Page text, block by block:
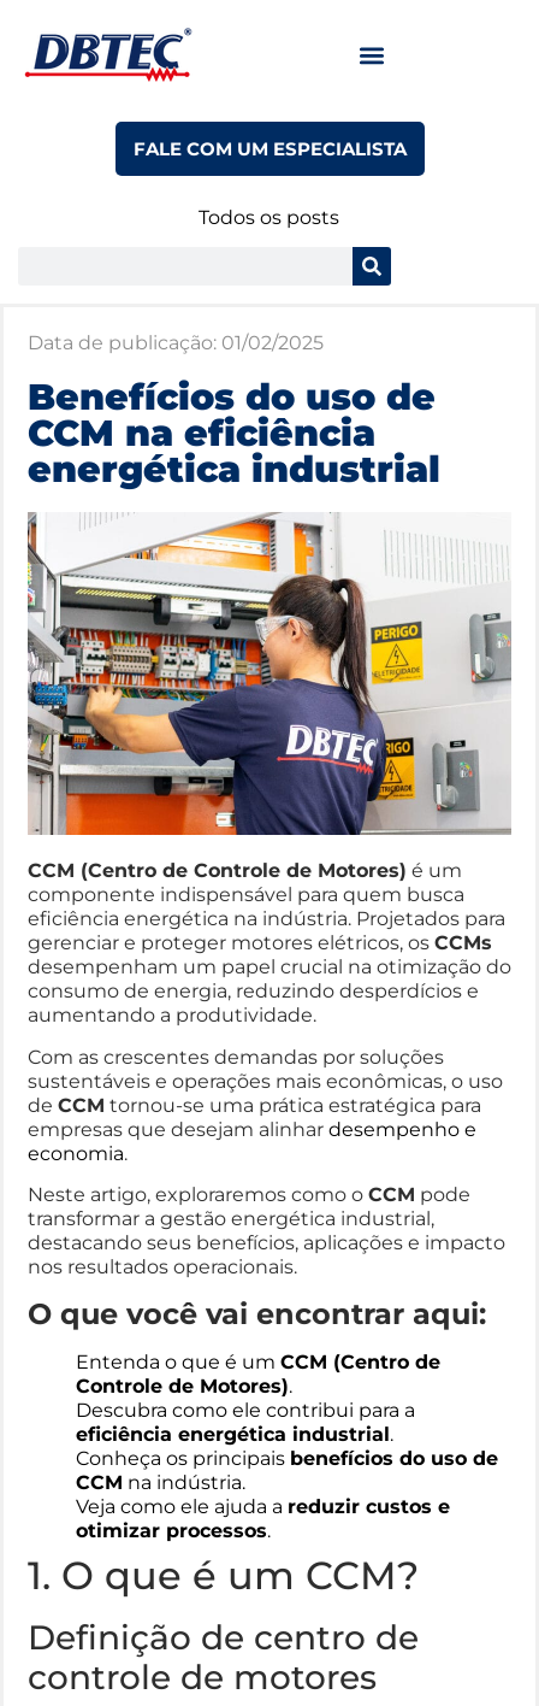
FALE COM UM ESPECIALISTA
Todos os posts
Data de publicação: 01/02/2025
Benefícios do uso de
CCM na eficiência
energética industrial
CCM (Centro de Controle de Motores) é um
componente indispensável para quem busca
eficiência energética na indústria. Projetados para
gerenciar e proteger motores elétricos, os CCMs
desempenham um papel crucial na otimização do
consumo de energia, reduzindo desperdícios e
aumentando a produtividade.
Com as crescentes demandas por soluções
sustentáveis e operações mais econômicas, o uso
de CCM tornou-se uma prática estratégica para
empresas que desejam alinhar desempenho e
economia.
Neste artigo, exploraremos como o CCM pode
transformar a gestão energética industrial,
destacando seus benefícios, aplicações e impacto
nos resultados operacionais.
O que você vai encontrar aqui:
Entenda o que é um CCM (Centro de
Controle de Motores).
Descubra como ele contribui para a
eficiência energética industrial.
Conheça os principais benefícios do uso de
CCM na indústria.
Veja como ele ajuda a reduzir custos e
otimizar processos.
1. O que é um CCM?
Definição de centro de
controle de motores